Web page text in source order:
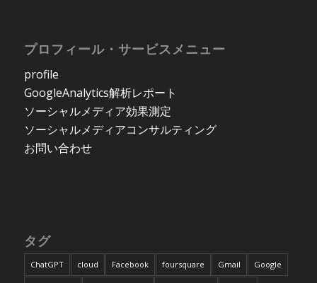
プロフィール・サービスメニュー
profile
GoogleAnalytics解析レポート
ソーシャルメディア効果測定
ソーシャルメディアコンサルティング
お問い合わせ
タグ
ChatGPT cloud Facebook foursquare Gmail Google